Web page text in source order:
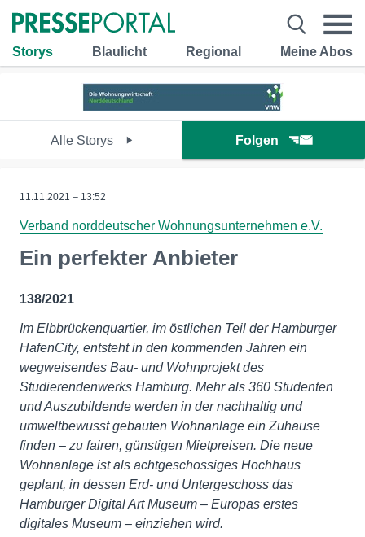
Storys Blaulicht Regional Meine Abos
Alle Storys Folgen
11.11.2021 – 13:52
Verband norddeutscher Wohnungsunternehmen e.V.
Ein perfekter Anbieter
138/2021
Im Elbbrückenquartier, im östlichen Teil der Hamburger
HafenCity, entsteht in den kommenden Jahren ein
wegweisendes Bau- und Wohnprojekt des
Studierendenwerks Hamburg. Mehr als 360 Studenten
und Auszubildende werden in der nachhaltig und
umweltbewusst gebauten Wohnanlage ein Zuhause
finden – zu fairen, günstigen Mietpreisen. Die neue
Wohnanlage ist als achtgeschossiges Hochhaus
geplant, in dessen Erd- und Untergeschoss das
Hamburger Digital Art Museum – Europas erstes
digitales Museum – einziehen wird.